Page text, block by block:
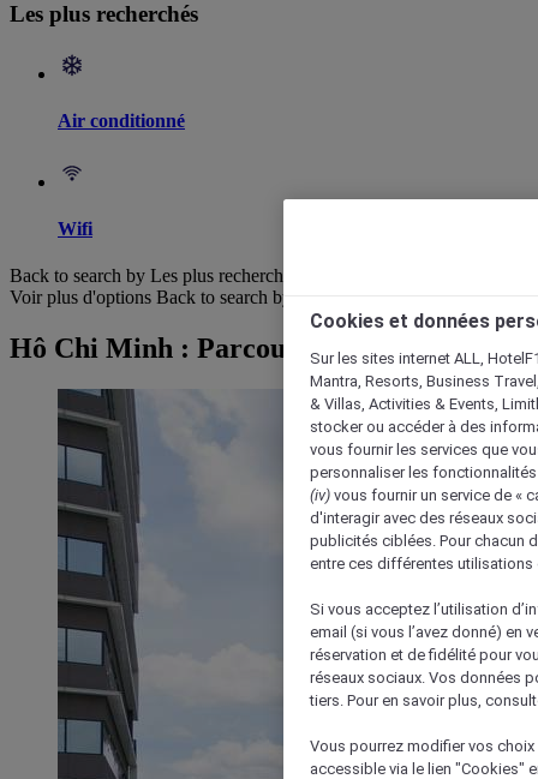
Les plus recherchés
Air conditionné
Wifi
Back to search by Les plus recherchés
Voir plus d'options Back to search by categories
Hô Chi Minh : Parcourir les hôtels
Cookies et données
Sur les sites internet ALL,
Mantra, Resorts, Business
& Villas, Activities & Events,
stocker ou accéder à des
vous fournir les services que
personnaliser les
(iv) vous fournir un service de «
d'interagir avec des réseaux
publicités ciblées. Pour chacun
entre ces différentes utilisations
Si vous acceptez l’utilisation
email (si vous l’avez donné) en
réservation et de fidélité pour
réseaux sociaux. Vos données
tiers. Pour en savoir plus,
Vous pourrez modifier vos
accessible via le lien "Cookies"